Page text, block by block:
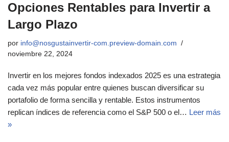
Opciones Rentables para Invertir a
Largo Plazo
por info@nosgustainvertir-com.preview-domain.com
noviembre 22, 2024
Invertir en los mejores fondos indexados 2025 es una estrategia
cada vez más popular entre quienes buscan diversificar su
portafolio de forma sencilla y rentable. Estos instrumentos
replican índices de referencia como el S&P 500 o el… Leer más
»